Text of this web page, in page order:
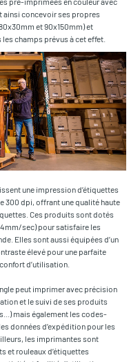
concevoir ses propres
et 90x150mm) et
champs prévus à cet effet.
une impression d’étiquettes
300 dpi, offrant une qualité haute
Ces produits sont dotés
sec) pour satisfaire les
Elles sont aussi équipées d’un
élevé pour une parfaite
d’utilisation.
peut imprimer avec précision
et le suivi de ses produits
mais également les codes-
données d’expédition pour les
les imprimantes sont
et rouleaux d’étiquettes